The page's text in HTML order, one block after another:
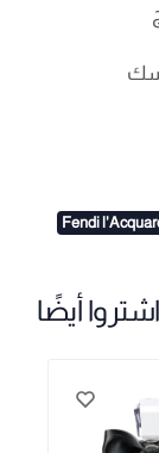
Fendi
أيضًا